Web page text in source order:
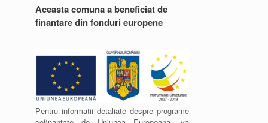
Aceasta comuna a beneficiat de
finantare din fonduri europene
Pentru informatii detaliate despre programe